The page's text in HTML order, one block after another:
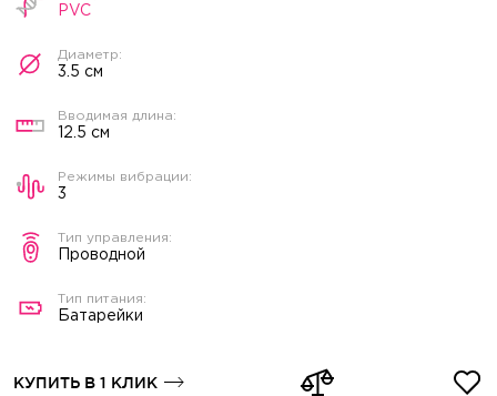
КУПИТЬ В 1 КЛИК
PVC
3.5 см
12.5 см
3
Проводной
Батарейки